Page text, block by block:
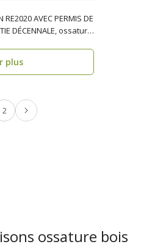
RE2020 AVEC PERMIS DE
DÉCENNALE, ossature
plus
2
ossature bois